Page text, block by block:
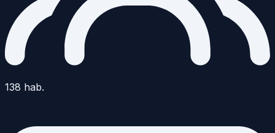
138 hab.